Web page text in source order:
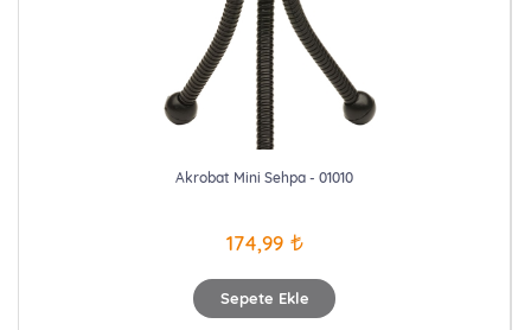
Sepete Ekle
Akrobat Mini Sehpa - 01010
174,99